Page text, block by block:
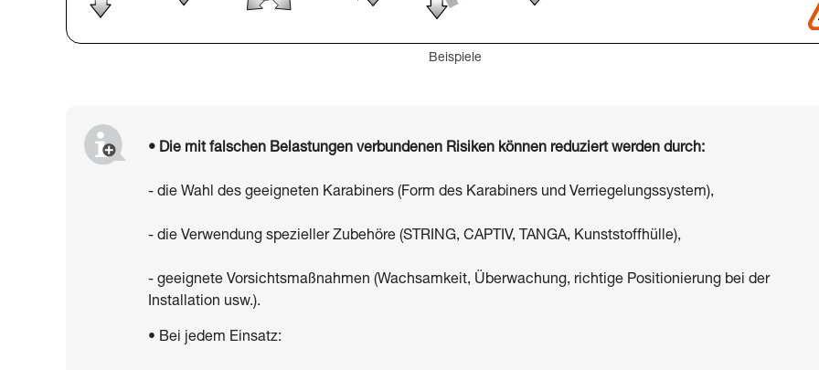
Beispiele
• Die mit falschen Belastungen verbundenen Risiken können reduziert werden durch:
- die Wahl des geeigneten Karabiners (Form des Karabiners und Verriegelungssystem),
- die Verwendung spezieller Zubehöre (STRING, CAPTIV, TANGA, Kunststoffhülle),
- geeignete Vorsichtsmaßnahmen (Wachsamkeit, Überwachung, richtige Positionierung bei der
Installation usw.).
• Bei jedem Einsatz: